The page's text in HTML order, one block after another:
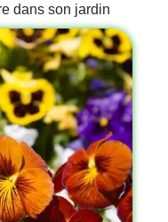
dans son jardin